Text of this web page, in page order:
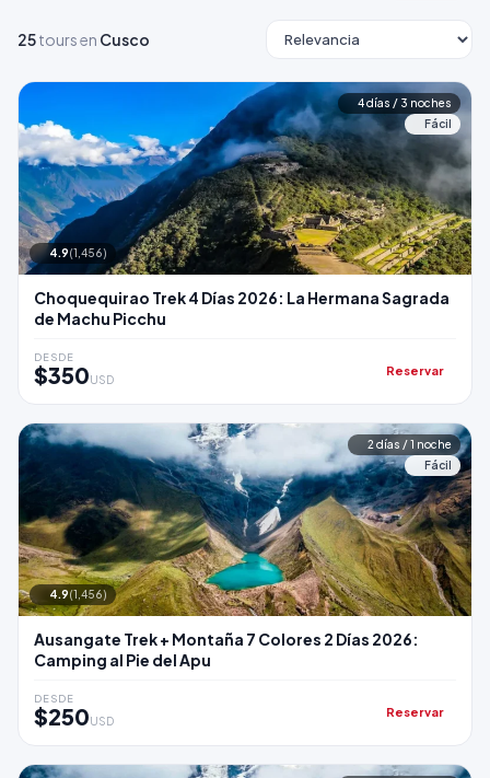
25tours en Cusco
4 días / 3 noches
Fácil
4.9(1,456)
Choquequirao Trek 4 Días 2026: La Hermana Sagrada
de Machu Picchu
DESDE
$350USD
Reservar
2 días / 1 noche
Fácil
4.9(1,456)
Ausangate Trek + Montaña 7 Colores 2 Días 2026:
Camping al Pie del Apu
DESDE
$250USD
Reservar